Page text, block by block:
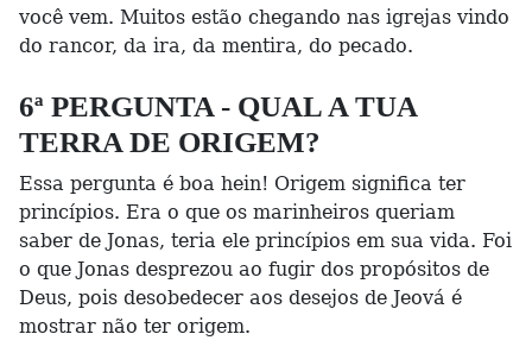
você vem. Muitos estão chegando nas igrejas vindo
do rancor, da ira, da mentira, do pecado.
6ª PERGUNTA - QUAL A TUA
TERRA DE ORIGEM?
Essa pergunta é boa hein! Origem significa ter
princípios. Era o que os marinheiros queriam
saber de Jonas, teria ele princípios em sua vida. Foi
o que Jonas desprezou ao fugir dos propósitos de
Deus, pois desobedecer aos desejos de Jeová é
mostrar não ter origem.